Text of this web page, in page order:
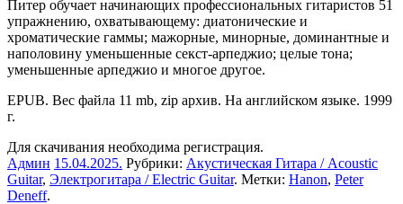
Питер обучает начинающих профессиональных гитаристов 51
упражнению, охватывающему: диатонические и
хроматические гаммы; мажорные, минорные, доминантные и
наполовину уменьшенные секст-арпеджио; целые тона;
уменьшенные арпеджио и многое другое.
EPUB. Вес файла 11 mb, zip архив. На английском языке. 1999
г.
Для скачивания необходима регистрация.
Админ 15.04.2025. Рубрики: Акустическая Гитара / Acoustic
Guitar, Электрогитара / Electric Guitar. Метки: Hanon, Peter
Deneff.